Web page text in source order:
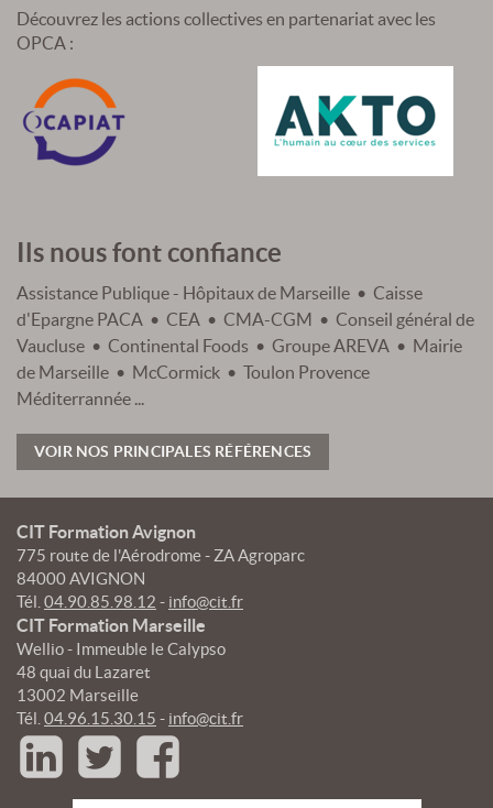
Découvrez les actions collectives en partenariat avec les
OPCA :
Ils nous font confiance
Assistance Publique - Hôpitaux de Marseille • Caisse
d'Epargne PACA • CEA • CMA-CGM • Conseil général de
Vaucluse • Continental Foods • Groupe AREVA • Mairie
de Marseille • McCormick • Toulon Provence
Méditerrannée ...
VOIR NOS PRINCIPALES RÉFÉRENCES
CIT Formation Avignon
775 route de l'Aérodrome - ZA Agroparc
84000 AVIGNON
Tél. 04.90.85.98.12 - info@cit.fr
CIT Formation Marseille
Wellio - Immeuble le Calypso
48 quai du Lazaret
13002 Marseille
Tél. 04.96.15.30.15 - info@cit.fr